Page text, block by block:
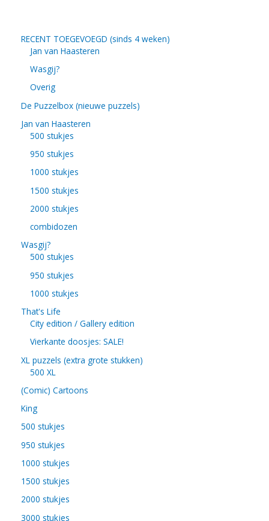
RECENT TOEGEVOEGD (sinds 4 weken)
Jan van Haasteren
Wasgij?
Overig
De Puzzelbox (nieuwe puzzels)
Jan van Haasteren
500 stukjes
950 stukjes
1000 stukjes
1500 stukjes
2000 stukjes
combidozen
Wasgij?
500 stukjes
950 stukjes
1000 stukjes
That's Life
City edition / Gallery edition
Vierkante doosjes: SALE!
XL puzzels (extra grote stukken)
500 XL
(Comic) Cartoons
King
500 stukjes
950 stukjes
1000 stukjes
1500 stukjes
2000 stukjes
3000 stukjes